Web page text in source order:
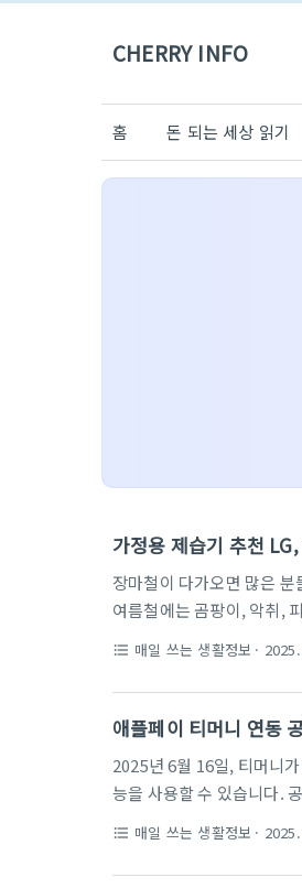
CHERRY INFO
홈 돈 되는 세상 읽기
가정용 제습기 추천
장마철이 다가오면 많은
여름철에는 곰팡이, 악취,
닉스, TCL, 캐리어 제습기
장 잘 맞을지 꼼꼼히 알려
용 환경을 기준으로 진행되
format_list_bulleted 매일 쓰는 생활정보 ·
애플페이 티머니 연동
2025년 6월 16일, 티머니
능을 사용할 수 있습니다.
멀지 않았음을 알렸습니
혀졌고, 아이폰 교통카드
format_list_bulleted 매일 쓰는 생활정보 ·